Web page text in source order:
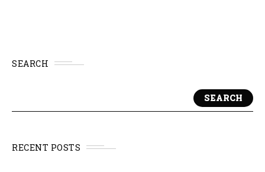
SEARCH
SEARCH
RECENT POSTS